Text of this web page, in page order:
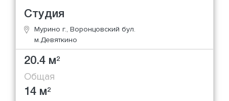
Студия
Мурино г., Воронцовский бул.
м.Девяткино
20.4 м2
Общая
14 м2